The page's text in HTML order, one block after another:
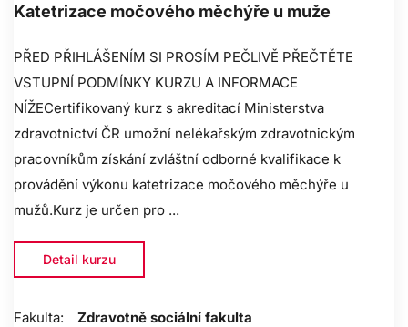
Katetrizace močového měchýře u muže
PŘED PŘIHLÁŠENÍM SI PROSÍM PEČLIVĚ PŘEČTĚTE
VSTUPNÍ PODMÍNKY KURZU A INFORMACE
NÍŽECertifikovaný kurz s akreditací Ministerstva
zdravotnictví ČR umožní nelékařským zdravotnickým
pracovníkům získání zvláštní odborné kvalifikace k
provádění výkonu katetrizace močového měchýře u
mužů.Kurz je určen pro ...
Detail kurzu
Fakulta:
Zdravotně sociální fakulta